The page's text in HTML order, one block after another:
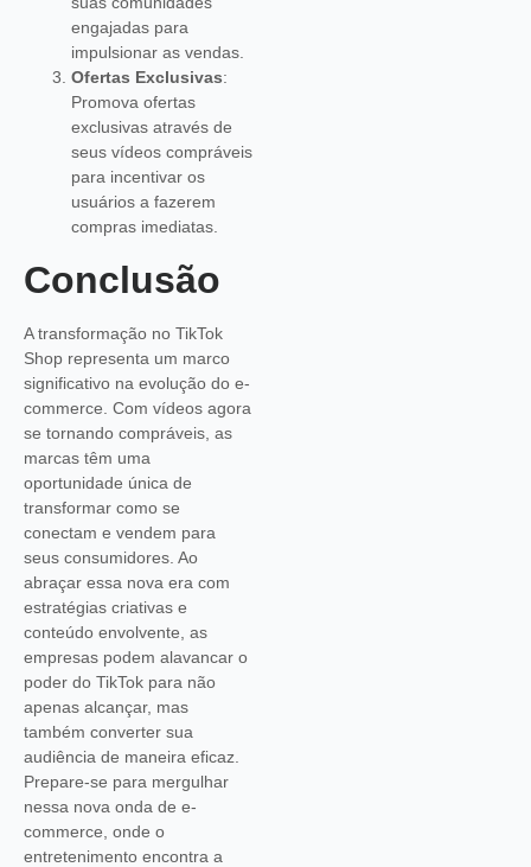
engajadas para
impulsionar as vendas.
Ofertas Exclusivas:
Promova ofertas
exclusivas através de
seus vídeos compráveis
para incentivar os
usuários a fazerem
compras imediatas.
Conclusão
A transformação no TikTok
Shop representa um marco
significativo na evolução do e-
commerce. Com vídeos agora
se tornando compráveis, as
marcas têm uma
oportunidade única de
transformar como se
conectam e vendem para
seus consumidores. Ao
abraçar essa nova era com
estratégias criativas e
conteúdo envolvente, as
empresas podem alavancar o
poder do TikTok para não
apenas alcançar, mas
também converter sua
audiência de maneira eficaz.
Prepare-se para mergulhar
nessa nova onda de e-
commerce, onde o
entretenimento encontra a